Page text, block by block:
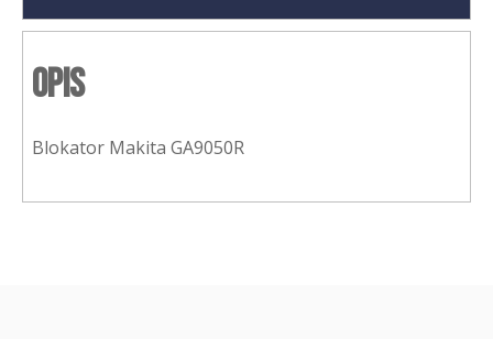
Opis
Blokator Makita GA9050R